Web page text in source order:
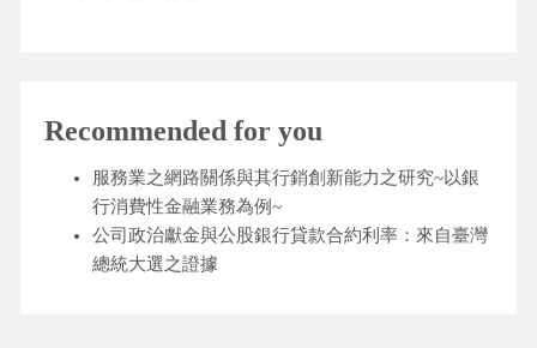
Recommended for you
服務業之網路關係與其行銷創新能力之研究~以銀
行消費性金融業務為例~
公司政治獻金與公股銀行貸款合約利率：來自臺灣
總統大選之證據